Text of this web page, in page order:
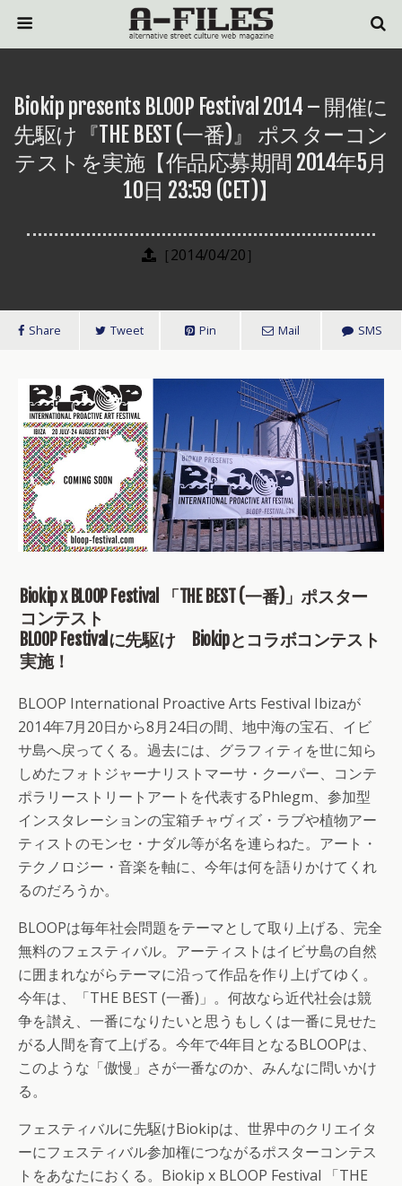
Biokip presents BLOOP Festival 2014 – 開催に
先駆け『THE BEST (一番)』 ポスターコン
テストを実施【作品応募期間 2014年5月
10日 23:59 (CET)】
［2014/04/20］
Share Tweet Pin Mail SMS
Biokip x BLOOP Festival 「THE BEST (一番)」ポスター
コンテスト
BLOOP Festivalに先駆け Biokipとコラボコンテスト
実施！
BLOOP International Proactive Arts Festival Ibizaが
2014年7月20日から8月24日の間、地中海の宝石、イビ
サ島へ戻ってくる。過去には、グラフィティを世に知ら
しめたフォトジャーナリストマーサ・クーパー、コンテ
ポラリーストリートアートを代表するPhlegm、参加型
インスタレーションの宝箱チャヴィズ・ラブや植物アー
ティストのモンセ・ナダル等が名を連らねた。アート・
テクノロジー・音楽を軸に、今年は何を語りかけてくれ
るのだろうか。
BLOOPは毎年社会問題をテーマとして取り上げる、完全
無料のフェスティバル。アーティストはイビサ島の自然
に囲まれながらテーマに沿って作品を作り上げてゆく。
今年は、「THE BEST (一番)」。何故なら近代社会は競
争を讃え、一番になりたいと思うもしくは一番に見せた
がる人間を育て上げる。今年で4年目となるBLOOPは、
このような「傲慢」さが一番なのか、みんなに問いかけ
る。
フェスティバルに先駆けBiokipは、世界中のクリエイタ
ーにフェスティバル参加権につながるポスターコンテス
トをあなたにおくる。Biokip x BLOOP Festival 「THE